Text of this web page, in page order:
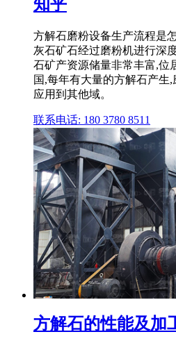
知乎
方解石磨粉设备生产流程是
灰石矿石经过磨粉机进行深
石矿产资源储量非常丰富,位
国,每年有大量的方解石产生
应用到其他域。
联系电话: 180 3780 8511
方解石的性能及加